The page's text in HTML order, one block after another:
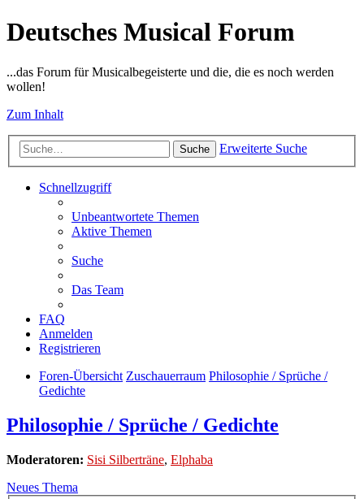
Deutsches Musical Forum
...das Forum für Musicalbegeisterte und die, die es noch werden
wollen!
Zum Inhalt
Suche Erweiterte Suche
Schnellzugriff
Unbeantwortete Themen
Aktive Themen
Suche
Das Team
FAQ
Anmelden
Registrieren
Foren-Übersicht Zuschauerraum Philosophie / Sprüche /
Gedichte
Philosophie / Sprüche / Gedichte
Moderatoren: Sisi Silberträne, Elphaba
Neues Thema